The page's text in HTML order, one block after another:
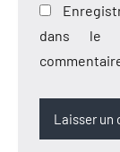
dans le